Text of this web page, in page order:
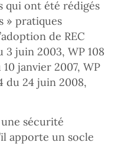
qui ont été rédigés
» pratiques
de REC
3 juin 2003, WP 108
janvier 2007, WP
du 24 juin 2008,
sécurité
apporte un socle